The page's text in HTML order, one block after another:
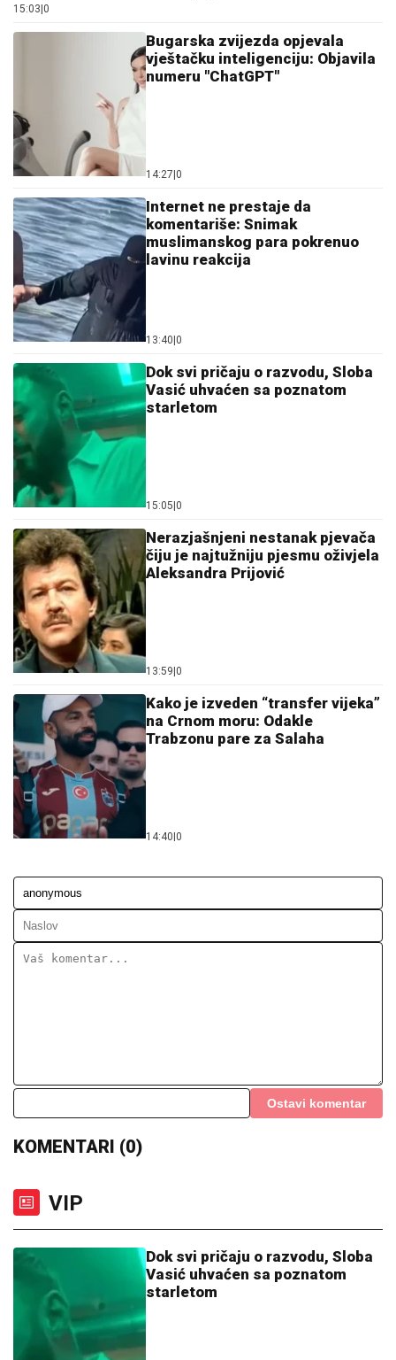
15:03 0
Bugarska zvijezda opjevala
vještačku inteligenciju: Objavila
numeru "ChatGPT"
14:27 0
Internet ne prestaje da
komentariše: Snimak
muslimanskog para pokrenuo
lavinu reakcija
13:40 0
Dok svi pričaju o razvodu, Sloba
Vasić uhvaćen sa poznatom
starletom
15:05 0
Nerazjašnjeni nestanak pjevača
čiju je najtužniju pjesmu oživjela
Aleksandra Prijović
13:59 0
Kako je izveden “transfer vijeka”
na Crnom moru: Odakle
Trabzonu pare za Salaha
14:40 0
Ostavi komentar
KOMENTARI (0)
VIP
Dok svi pričaju o razvodu, Sloba
Vasić uhvaćen sa poznatom
starletom